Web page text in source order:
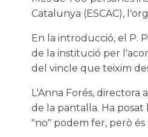
Catalunya (ESCAC),
En la introducció, el P.
de la institució per
del vincle que teixim
L'Anna Forés,
de la pantalla. Ha
"no" podem fer, però